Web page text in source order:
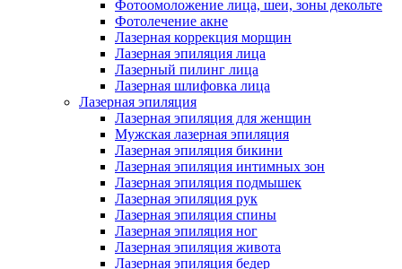
Фотоомоложение лица, шеи, зоны декольте
Фотолечение акне
Лазерная коррекция морщин
Лазерная эпиляция лица
Лазерный пилинг лица
Лазерная шлифовка лица
Лазерная эпиляция
Лазерная эпиляция для женщин
Мужская лазерная эпиляция
Лазерная эпиляция бикини
Лазерная эпиляция интимных зон
Лазерная эпиляция подмышек
Лазерная эпиляция рук
Лазерная эпиляция спины
Лазерная эпиляция ног
Лазерная эпиляция живота
Лазерная эпиляция бедер